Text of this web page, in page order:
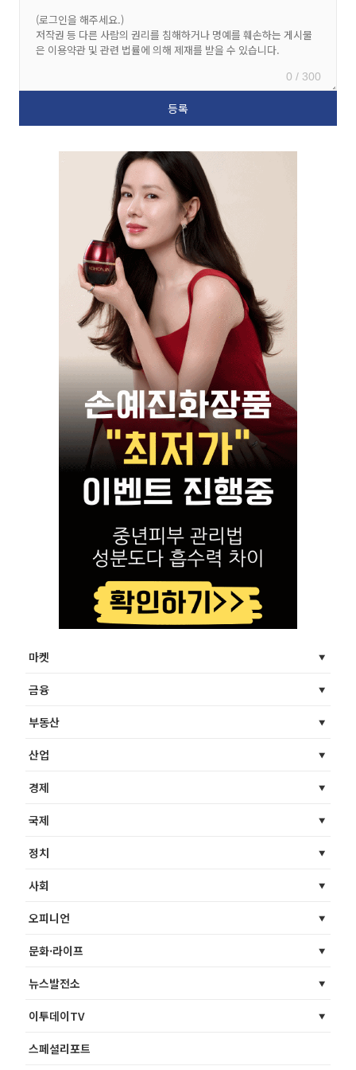
0 / 300
마켓
금융
부동산
산업
경제
국제
정치
사회
오피니언
문화·라이프
뉴스발전소
이투데이TV
스페셜리포트